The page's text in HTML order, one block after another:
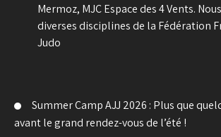
Mermoz, MJC Espace des 4 Vents.
diverses disciplines de la Fédération
Judo
Summer Camp AJJ 2026 : Plus que
avant le grand rendez-vous de l’été !